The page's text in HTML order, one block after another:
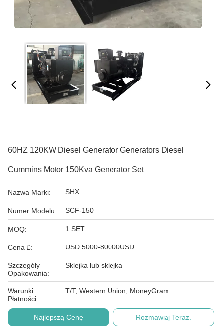
60HZ 120KW Diesel Generator Generators Diesel
Cummins Motor 150Kva Generator Set
Nazwa Marki: SHX
Numer Modelu: SCF-150
MOQ: 1 SET
Cena £: USD 5000-80000USD
Szczegóły
Opakowania:
Sklejka lub sklejka
Warunki
Płatności:
T/T, Western Union, MoneyGram
Najlepszą Cenę Rozmawiaj Teraz.